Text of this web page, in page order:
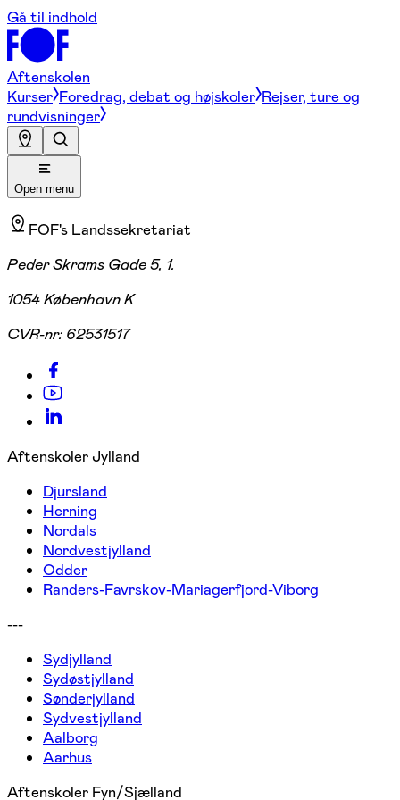
Gå til indhold
Aftenskolen
Kurser Foredrag, debat og højskoler Rejser, ture og
rundvisninger
Open menu
FOF's Landssekretariat
Peder Skrams Gade 5, 1.
1054 København K
CVR-nr: 62531517
Aftenskoler Jylland
Djursland
Herning
Nordals
Nordvestjylland
Odder
Randers-Favrskov-Mariagerfjord-Viborg
---
Sydjylland
Sydøstjylland
Sønderjylland
Sydvestjylland
Aalborg
Aarhus
Aftenskoler Fyn/Sjælland